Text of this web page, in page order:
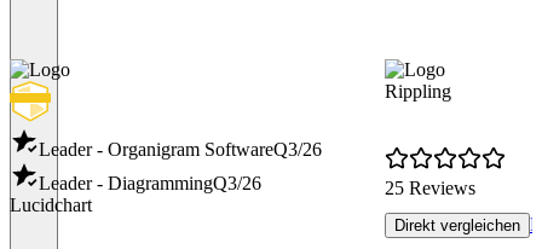
Leader - Organigram SoftwareQ3/26
Leader - DiagrammingQ3/26
Lucidchart
Rippling
25 Reviews
Direkt vergleichen